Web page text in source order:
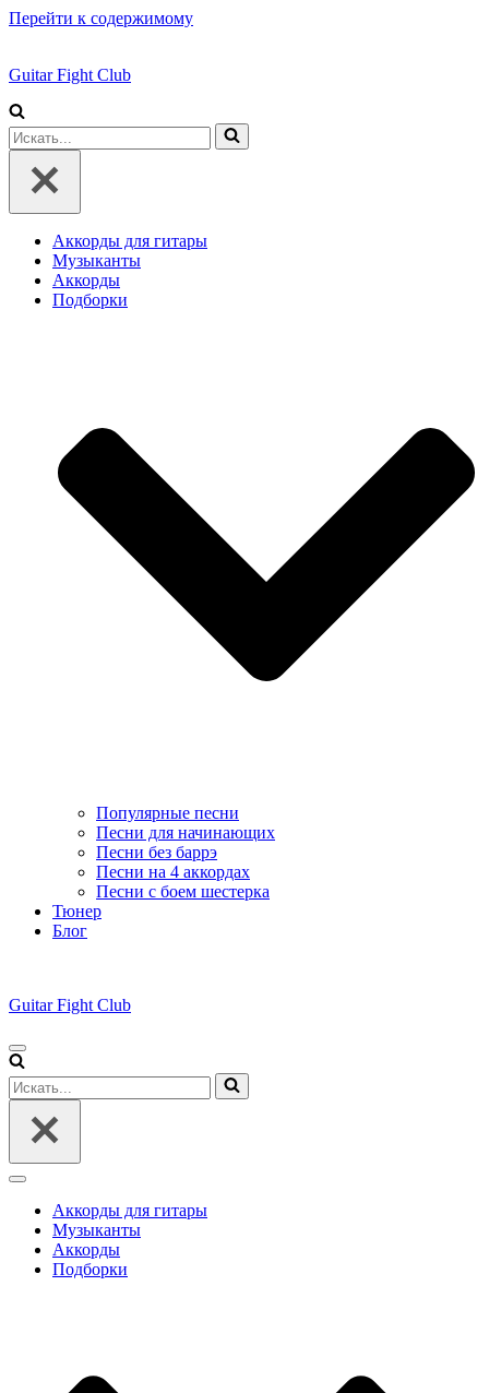
Перейти к содержимому
Guitar Fight Club
Искать...
Аккорды для гитары
Музыканты
Аккорды
Подборки
Популярные песни
Песни для начинающих
Песни без баррэ
Песни на 4 аккордах
Песни с боем шестерка
Тюнер
Блог
Guitar Fight Club
Меню
навигации
Искать...
Меню
навигацииАккорды для гитары
Музыканты
Аккорды
Подборки